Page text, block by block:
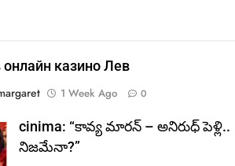
онлайн казино Лев
1 Week Ago 0
cinima: “కావ్య మారన్ – అనిరుధ్ పెళ్లి..
నిజమేనా?”